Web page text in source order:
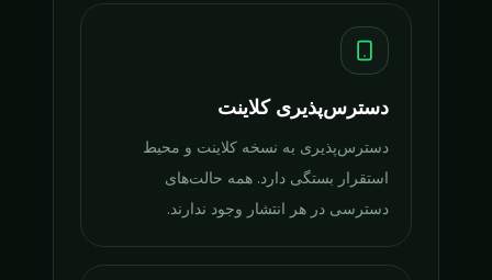
دسترس‌پذیری کلاینت
دسترس‌پذیری به نسخه کلاینت و محیط
استقرار بستگی دارد. همه حالت‌های
دسترسی در هر انتشار وجود ندارند.